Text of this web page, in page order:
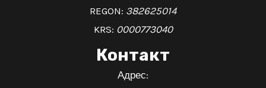
REGON: 382625014
KRS: 0000773040
Контакт
Адрес: